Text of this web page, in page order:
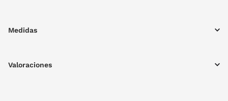
Medidas
Valoraciones